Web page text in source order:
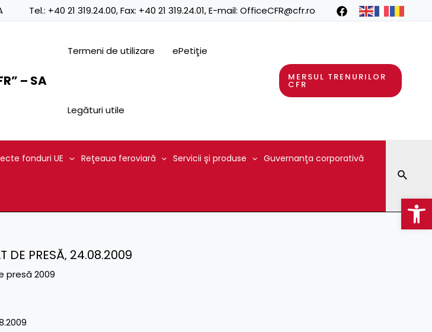
Tel.: +40 21 319.24.00, Fax: +40 21 319.24.01, E-mail: OfficeCFR@cfr.ro
– SA
Termeni de utilizare ePetiţie
Legături utile
MERSUL TRENURILOR
CFR
fonduri UE Reţeaua feroviară Servicii şi produse Guvernanţa corporativă
DE PRESĂ‚ 24.08.2009
presă 2009